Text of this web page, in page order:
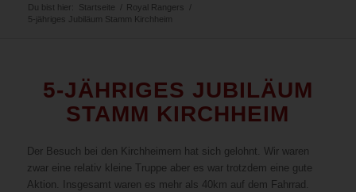
Du bist hier: Startseite / Royal Rangers
/
5-jähriges Jubiläum Stamm Kirchheim
5-JÄHRIGES JUBILÄUM
STAMM KIRCHHEIM
Der Besuch bei den Kirchheimern hat sich gelohnt. Wir waren
zwar eine relativ kleine Truppe aber es war trotzdem eine gute
Aktion. Insgesamt waren es mehr als 40km auf dem Fahrrad.